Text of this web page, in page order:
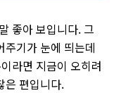
좋아 보입니다. 그
주기가 눈에 띄는데
라면 지금이 오히려
은 편입니다.